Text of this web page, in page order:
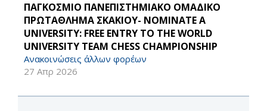
ΠΑΓΚΟΣΜΙΟ ΠΑΝΕΠΙΣΤΗΜΙΑΚΟ ΟΜΑΔΙΚΟ
ΠΡΩΤΑΘΛΗΜΑ ΣΚΑΚΙΟΥ- NOMINATE A
UNIVERSITY: FREE ENTRY TO THE WORLD
UNIVERSITY TEAM CHESS CHAMPIONSHIP
Ανακοινώσεις άλλων φορέων
27 Απρ 2026